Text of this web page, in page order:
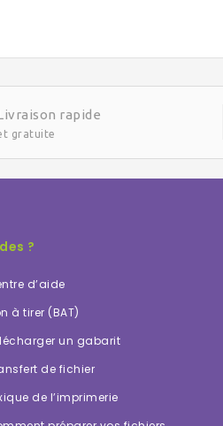
rapide
gratuite
?
d’aide
à tirer (BAT)
un gabarit
de fichier
de l’imprimerie